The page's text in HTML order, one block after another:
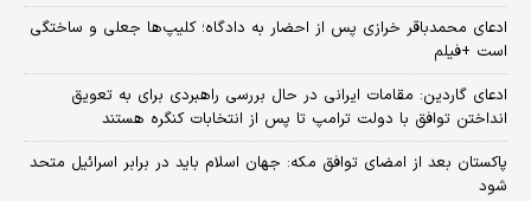
ادعای محمدباقر خرازی پس از احضار به دادگاه؛ کلیپ‌ها جعلی و ساختگی
است +فیلم
ادعای گاردین: مقامات ایرانی در حال بررسی راهبردی برای به تعویق
انداختن توافق با دولت ترامپ تا پس از انتخابات کنگره هستند
پاکستان بعد از امضای توافق مکه: جهان اسلام باید در برابر اسرائیل متحد
شود